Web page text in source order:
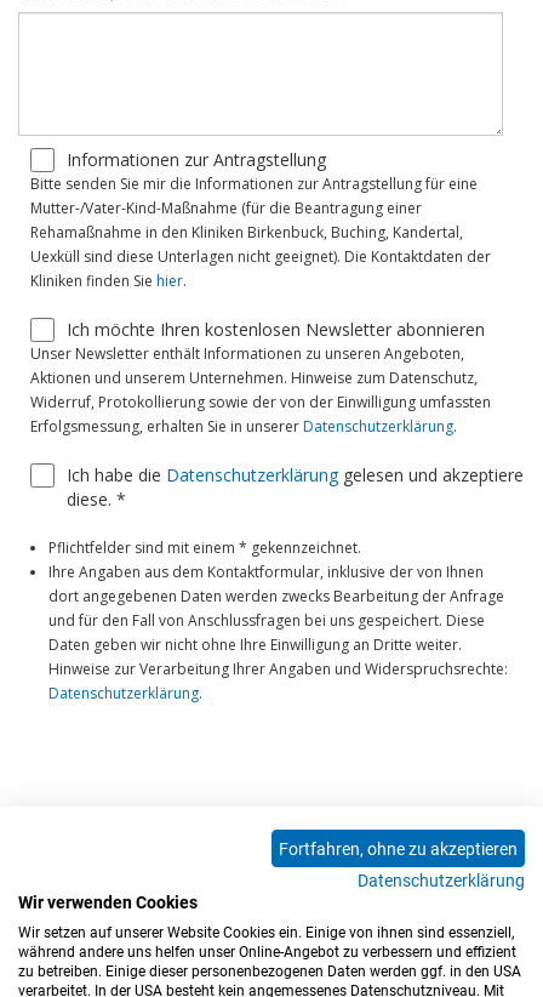
Fortfahren, ohne zu akzeptieren
Datenschutzerklärung
Wir verwenden Cookies
Wir setzen auf unserer Website Cookies ein. Einige von ihnen sind essenziell,
während andere uns helfen unser Online-Angebot zu verbessern und effizient
zu betreiben. Einige dieser personenbezogenen Daten werden ggf. in den USA
verarbeitet. In der USA besteht kein angemessenes Datenschutzniveau. Mit